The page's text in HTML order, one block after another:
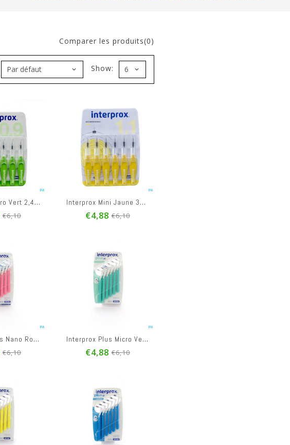
Comparer les produits(0)
Show:
Interprox Micro Vert 2,4mm 31192
€6,10
Interprox Mini Jaune 3mm 31191
€4,88 €6,10
Interprox Plus Nano Rose Interd. 6 1470
€6,10
Interprox Plus Micro Verte Interd. 6 1450
€4,88 €6,10